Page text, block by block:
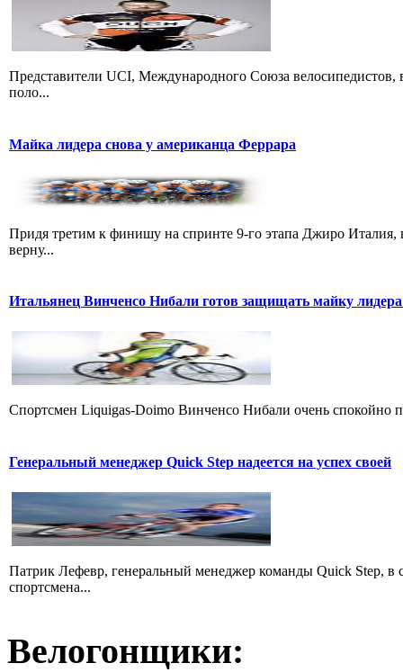
Представители UCI, Международного Союза
поло...
Майка лидера снова у американца Феррара
Придя третим к финишу на спринте 9-го этапа Джиро
верну...
Итальянец Винченсо Нибали готов защищать майку
Cпортсмен Liquigas-Doimo Винченсо Нибали очень спокойно
Генеральный менеджер Quick Step надеется на успех своей
Патрик Лефевр, генеральный менеджер команды Quick Step, в
спортсмена...
Велогонщики: